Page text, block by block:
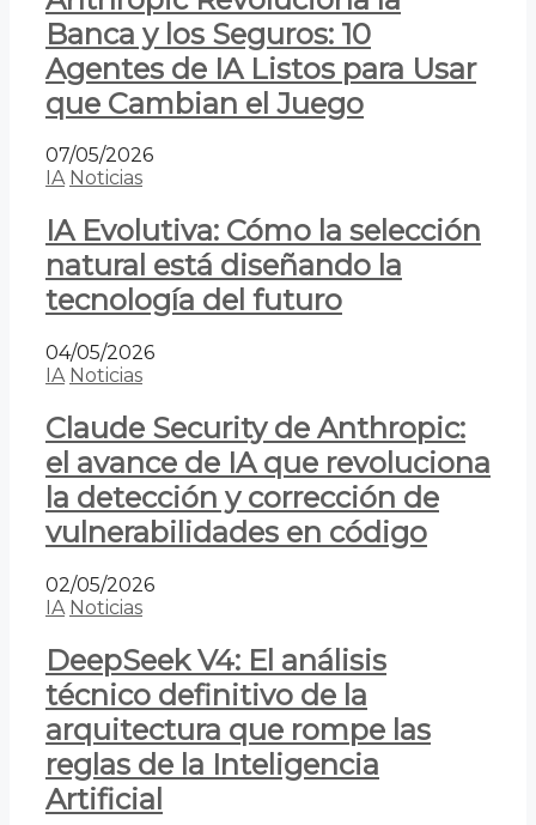
Banca y los Seguros: 10
Agentes de IA Listos para Usar
que Cambian el Juego
07/05/2026
IA Noticias
IA Evolutiva: Cómo la selección
natural está diseñando la
tecnología del futuro
04/05/2026
IA Noticias
Claude Security de Anthropic:
el avance de IA que revoluciona
la detección y corrección de
vulnerabilidades en código
02/05/2026
IA Noticias
DeepSeek V4: El análisis
técnico definitivo de la
arquitectura que rompe las
reglas de la Inteligencia
Artificial